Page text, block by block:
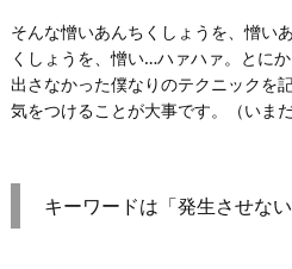
そんな憎いあんちくしょうを、憎い
くしょうを、憎い…ハァハァ。とに
出さなかった僕なりのテクニックを
気をつけることが大事です。（いま
キーワードは「発生させな